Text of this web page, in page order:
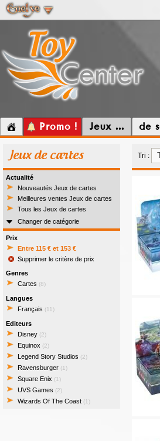
Promo ! Jeux ... de
Jeux de cartes
Actualité
Nouveautés Jeux de cartes
Meilleures ventes Jeux de cartes
Tous les Jeux de cartes
Changer de catégorie
Prix
Entre 115 € et 153 €
Supprimer le critère de prix
Genres
Cartes (8)
Langues
Français (11)
Editeurs
Disney (2)
Equinox (2)
Legend Story Studios (2)
Ravensburger (1)
Square Enix (1)
UVS Games (2)
Wizards Of The Coast (1)
Tri :